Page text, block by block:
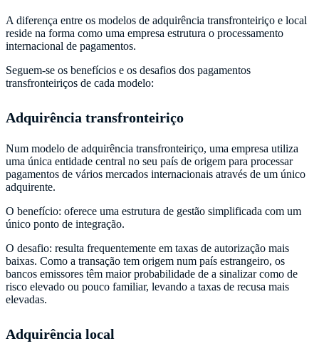
A diferença entre os modelos de adquirência transfronteiriço e local
reside na forma como uma empresa estrutura o processamento
internacional de pagamentos.
Seguem-se os benefícios e os desafios dos pagamentos
transfronteiriços de cada modelo:
Adquirência transfronteiriço
Num modelo de adquirência transfronteiriço, uma empresa utiliza
uma única entidade central no seu país de origem para processar
pagamentos de vários mercados internacionais através de um único
adquirente.
O benefício: oferece uma estrutura de gestão simplificada com um
único ponto de integração.
O desafio: resulta frequentemente em taxas de autorização mais
baixas. Como a transação tem origem num país estrangeiro, os
bancos emissores têm maior probabilidade de a sinalizar como de
risco elevado ou pouco familiar, levando a taxas de recusa mais
elevadas.
Adquirência local